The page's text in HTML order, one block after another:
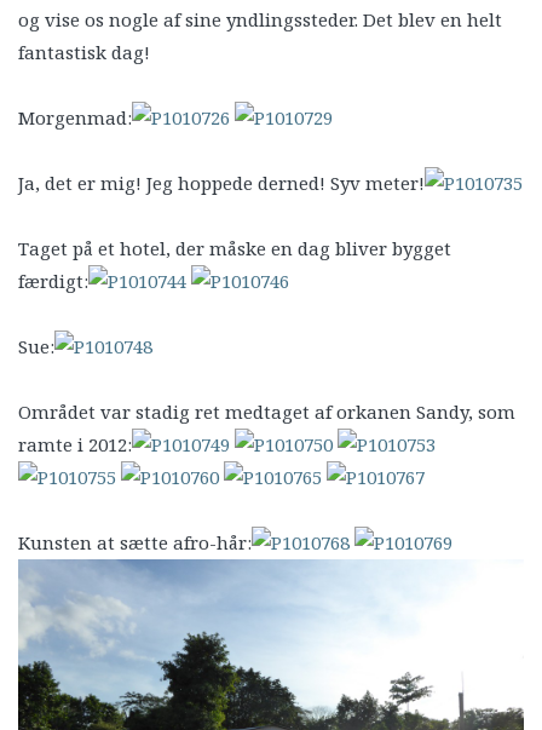
og vise os nogle af sine yndlingssteder. Det blev en helt
fantastisk dag!
Morgenmad:
Ja, det er mig! Jeg hoppede derned! Syv meter!
Taget på et hotel, der måske en dag bliver bygget
færdigt:
Sue:
Området var stadig ret medtaget af orkanen Sandy, som
ramte i 2012:
Kunsten at sætte afro-hår: